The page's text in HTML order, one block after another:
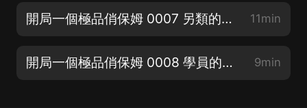
開局一個極品俏保姆 0007 另類的榮譽 11min
開局一個極品俏保姆 0008 學員的認可 9min